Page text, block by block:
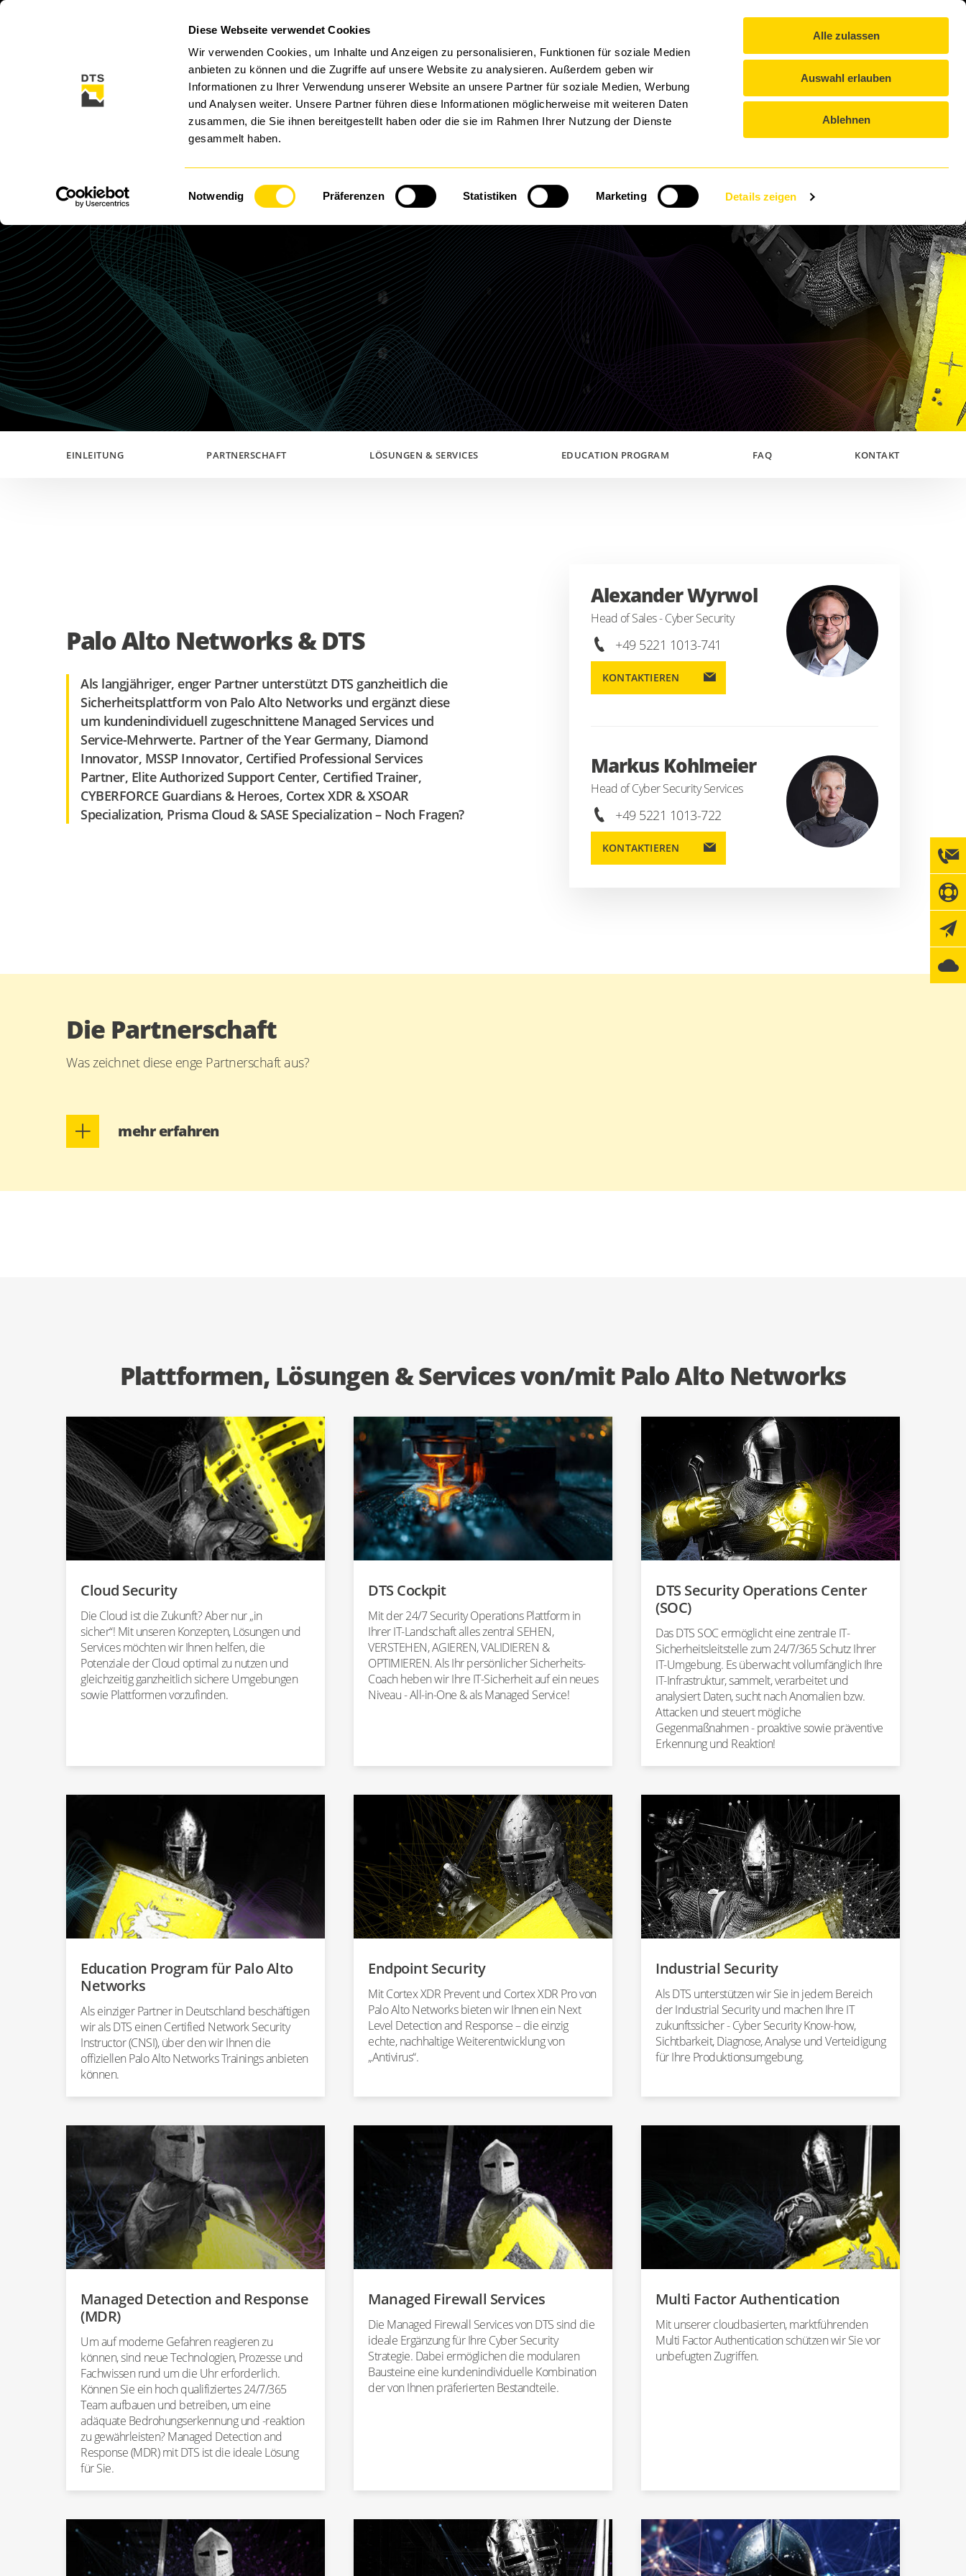
Diese Webseite verwendet Cookies
Wir verwenden Cookies, um Inhalte und Anzeigen zu personalisieren, Funktionen für soziale Medien
anbieten zu können und die Zugriffe auf unsere Website zu analysieren. Außerdem geben wir
Informationen zu Ihrer Verwendung unserer Website an unsere Partner für soziale Medien, Werbung
und Analysen weiter. Unsere Partner führen diese Informationen möglicherweise mit weiteren Daten
zusammen, die Sie ihnen bereitgestellt haben oder die sie im Rahmen Ihrer Nutzung der Dienste
gesammelt haben.
Einwilligungsauswahl
Notwendig Präferenzen Statistiken Marketing Details zeigen
Alle zulassen
Auswahl erlauben
Ablehnen
CYBER SECURITY SECURITY SOFTWARE BY DTS MANAGED SERVICES DTS GROUP EVENTS KARRIERE
Palo Alto Networks & DTS
EINLEITUNG PARTNERSCHAFT LÖSUNGEN & SERVICES EDUCATION PROGRAM FAQ KONTAKT
Palo Alto Networks & DTS
Als langjähriger, enger Partner unterstützt DTS ganzheitlich die
Sicherheitsplattform von Palo Alto Networks und ergänzt diese
um kundenindividuell zugeschnittene Managed Services und
Service-Mehrwerte. Partner of the Year Germany, Diamond
Innovator, MSSP Innovator, Certified Professional Services
Partner, Elite Authorized Support Center, Certified Trainer,
CYBERFORCE Guardians & Heroes, Cortex XDR & XSOAR
Specialization, Prisma Cloud & SASE Specialization – Noch Fragen?
Alexander Wyrwol
Head of Sales - Cyber Security
+49 5221 1013-741
KONTAKTIEREN
Markus Kohlmeier
Head of Cyber Security Services
+49 5221 1013-722
KONTAKTIEREN
Die Partnerschaft
Was zeichnet diese enge Partnerschaft aus?
mehr erfahren
Plattformen, Lösungen & Services von/mit Palo Alto Networks
Cloud Security
Die Cloud ist die Zukunft? Aber nur „in
sicher“! Mit unseren Konzepten, Lösungen und
Services möchten wir Ihnen helfen, die
Potenziale der Cloud optimal zu nutzen und
gleichzeitig ganzheitlich sichere Umgebungen
sowie Plattformen vorzufinden.
DTS Cockpit
Mit der 24/7 Security Operations Plattform in
Ihrer IT-Landschaft alles zentral SEHEN,
VERSTEHEN, AGIEREN, VALIDIEREN &
OPTIMIEREN. Als Ihr persönlicher Sicherheits-
Coach heben wir Ihre IT-Sicherheit auf ein neues
Niveau - All-in-One & als Managed Service!
DTS Security Operations Center
(SOC)
Das DTS SOC ermöglicht eine zentrale IT-
Sicherheitsleitstelle zum 24/7/365 Schutz Ihrer
IT-Umgebung. Es überwacht vollumfänglich Ihre
IT-Infrastruktur, sammelt, verarbeitet und
analysiert Daten, sucht nach Anomalien bzw.
Attacken und steuert mögliche
Gegenmaßnahmen - proaktive sowie präventive
Erkennung und Reaktion!
Education Program für Palo Alto
Networks
Als einziger Partner in Deutschland beschäftigen
wir als DTS einen Certified Network Security
Instructor (CNSI), über den wir Ihnen die
offiziellen Palo Alto Networks Trainings anbieten
können.
Endpoint Security
Mit Cortex XDR Prevent und Cortex XDR Pro von
Palo Alto Networks bieten wir Ihnen ein Next
Level Detection and Response – die einzig
echte, nachhaltige Weiterentwicklung von
„Antivirus“.
Industrial Security
Als DTS unterstützen wir Sie in jedem Bereich
der Industrial Security und machen Ihre IT
zukunftssicher - Cyber Security Know-how,
Sichtbarkeit, Diagnose, Analyse und Verteidigung
für Ihre Produktionsumgebung.
Managed Detection and Response
(MDR)
Um auf moderne Gefahren reagieren zu
können, sind neue Technologien, Prozesse und
Fachwissen rund um die Uhr erforderlich.
Können Sie ein hoch qualifiziertes 24/7/365
Team aufbauen und betreiben, um eine
adäquate Bedrohungserkennung und -reaktion
zu gewährleisten? Managed Detection and
Response (MDR) mit DTS ist die ideale Lösung
für Sie.
Managed Firewall Services
Die Managed Firewall Services von DTS sind die
ideale Ergänzung für Ihre Cyber Security
Strategie. Dabei ermöglichen die modularen
Bausteine eine kundenindividuelle Kombination
der von Ihnen präferierten Bestandteile.
Multi Factor Authentication
Mit unserer cloudbasierten, marktführenden
Multi Factor Authentication schützen wir Sie vor
unbefugten Zugriffen.